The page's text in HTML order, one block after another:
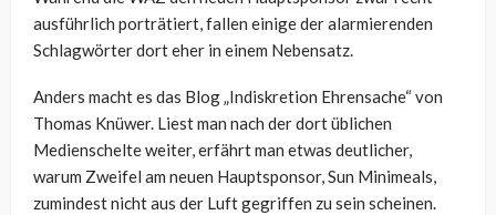
ausführlich porträtiert, fallen einige der alarmierenden
Schlagwörter dort eher in einem Nebensatz.
Anders macht es das Blog „Indiskretion Ehrensache“ von
Thomas Knüwer. Liest man nach der dort üblichen
Medienschelte weiter, erfährt man etwas deutlicher,
warum Zweifel am neuen Hauptsponsor, Sun Minimeals,
zumindest nicht aus der Luft gegriffen zu sein scheinen.